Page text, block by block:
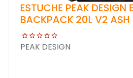
ESTUCHE PEAK DESIGN
BACKPACK 20L V2
PEAK DESIGN